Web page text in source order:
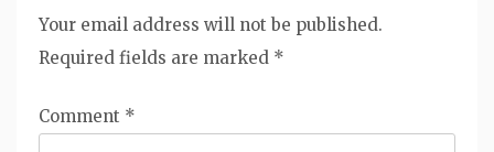
Your email address will not be published.
Required fields are marked *
Comment *